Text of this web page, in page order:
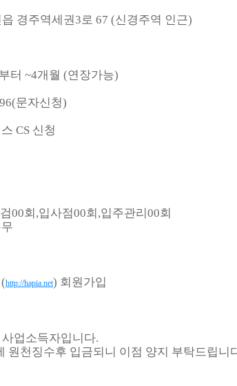
경주역세권3로 67 (신경주역 인근)
터 ~4개월 (연장가능)
문자신청)
CS 신청
00회,입사점00회,입주관리00회
http://hapia.net) 회원가입
업소득자입니다.
원천징수후 입금되니 이점 양지 부탁드립니